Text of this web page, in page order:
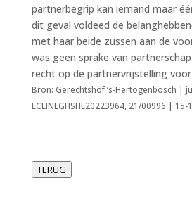
partnerbegrip kan iemand maar
dit geval voldeed de
met haar beide zussen aan de
was geen sprake van
recht op de partnervrijstelling
Bron: Gerechtshof ‘s-Hertogenbosch |
ECLINLGHSHE20223964, 21/00996 | 15-
TERUG